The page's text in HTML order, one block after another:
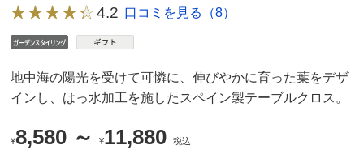
4.2 口コミを見る（8）
地中海の陽光を受けて可憐に、伸びやかに育った葉をデザ
インし、はっ水加工を施したスペイン製テーブルクロス。
¥8,580 ～¥11,880 税込